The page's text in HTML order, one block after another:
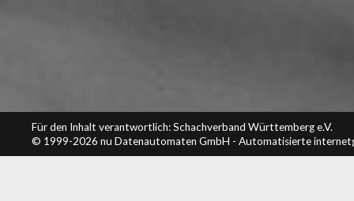
Für den Inhalt verantwortlich: Schachverband Württemberg e.V.
© 1999-2026 nu Datenautomaten GmbH - Automatisierte